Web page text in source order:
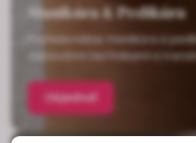
Manikúra & Pedikúra
Profesionálne manikúra a
najnovšími technikami a
Objednať